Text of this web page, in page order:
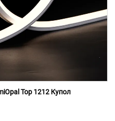
Top 1212 Купол